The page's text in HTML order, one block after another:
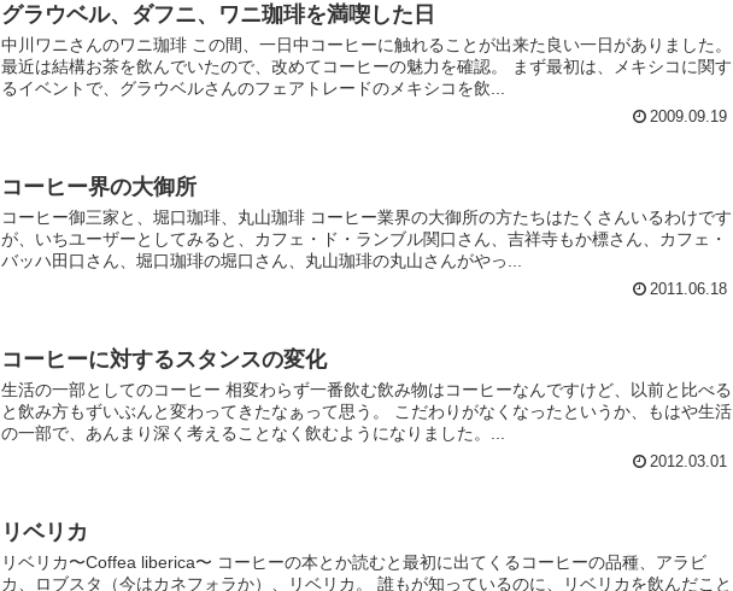
グラウベル、ダフニ、ワニ珈琲を満喫した日
中川ワニさんのワニ珈琲 この間、一日中コーヒーに触れることが出来た良い一日がありました。
最近は結構お茶を飲んでいたので、改めてコーヒーの魅力を確認。 まず最初は、メキシコに関す
るイベントで、グラウベルさんのフェアトレードのメキシコを飲...
2009.09.19
コーヒー界の大御所
コーヒー御三家と、堀口珈琲、丸山珈琲 コーヒー業界の大御所の方たちはたくさんいるわけです
が、いちユーザーとしてみると、カフェ・ド・ランブル関口さん、吉祥寺もか標さん、カフェ・
バッハ田口さん、堀口珈琲の堀口さん、丸山珈琲の丸山さんがやっ...
2011.06.18
コーヒーに対するスタンスの変化
生活の一部としてのコーヒー 相変わらず一番飲む飲み物はコーヒーなんですけど、以前と比べる
と飲み方もずいぶんと変わってきたなぁって思う。 こだわりがなくなったというか、もはや生活
の一部で、あんまり深く考えることなく飲むようになりました。...
2012.03.01
リベリカ
リベリカ〜Coffea liberica〜 コーヒーの本とか読むと最初に出てくるコーヒーの品種、アラビ
カ、ロブスタ（今はカネフォラか）、リベリカ。 誰もが知っているのに、リベリカを飲んだこと